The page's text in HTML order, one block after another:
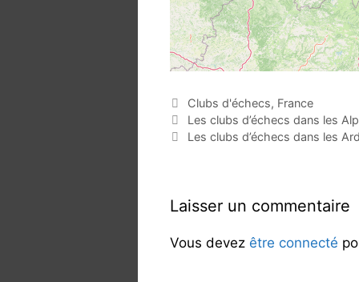
C
a
t
r
e
Clubs d'échecs, France
N
a
a
i
Les clubs d’échecs dans les
Les clubs d’échecs dans les
Laisser un commentaire
Vous devez être connecté